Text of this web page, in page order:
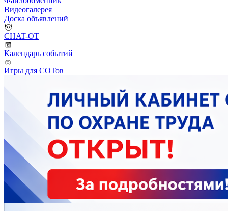
Видеогалерея
Доска объявлений
CHAT-OT
Календарь событий
Игры для СОТов